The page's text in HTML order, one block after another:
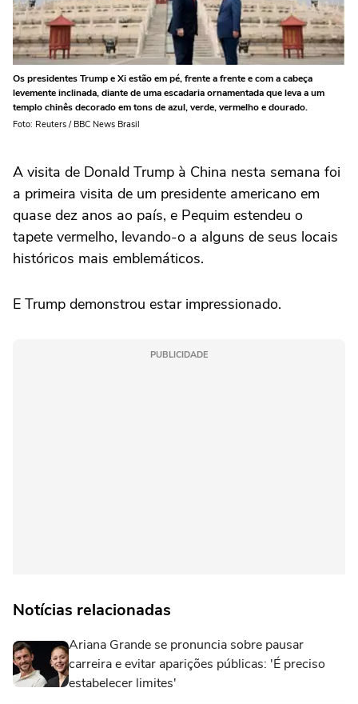
Os presidentes Trump e Xi estão em pé, frente a frente e com a cabeça
levemente inclinada, diante de uma escadaria ornamentada que leva a um
templo chinês decorado em tons de azul, verde, vermelho e dourado.
Foto: Reuters / BBC News Brasil
A visita de Donald Trump à China nesta semana foi
a primeira visita de um presidente americano em
quase dez anos ao país, e Pequim estendeu o
tapete vermelho, levando-o a alguns de seus locais
históricos mais emblemáticos.
E Trump demonstrou estar impressionado.
PUBLICIDADE
Notícias relacionadas
Ariana Grande se pronuncia sobre pausar
carreira e evitar aparições públicas: 'É preciso
estabelecer limites'